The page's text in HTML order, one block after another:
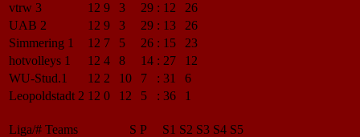
vtrw 3
12 9 3 29 : 12
26
UAB 2
12 9 3 29 : 13
26
Simmering 1
12 7 5 26 : 15
23
hotvolleys 1
12 4 8 14 : 27
12
WU-Stud.1
12 2 10 7 : 31
6
Leopoldstadt 2 12 0 12 5 : 36 1
Liga/# Teams S P S1 S2 S3 S4 S5